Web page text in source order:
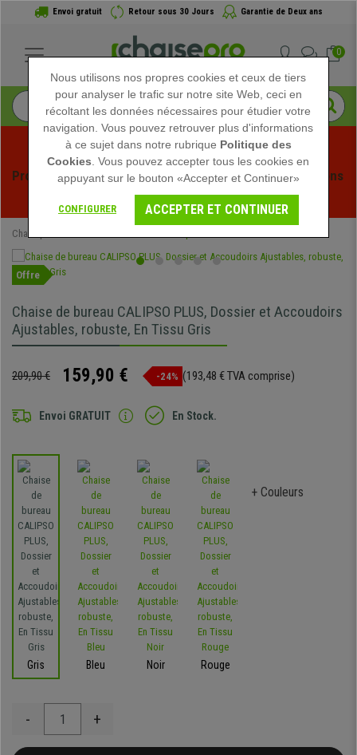
Envoi gratuit Retour sous 30 Jours Garantie de Deux ans
0
Profitez des soldes d'été chez Chaisepro ! Des réductions
exclusives pour une durée limitée - Voir l'offre
Chaisepro
Offre
Chaise de bureau CALIPSO PLUS, Dossier et Accoudoirs
Ajustables, robuste, En Tissu Gris
209,90 € 159,90 € -24% (193,48 € TVA comprise)
Envoi GRATUIT En Stock.
Gris Bleu Noir Rouge
+ Couleurs
- +
Nous utilisons nos propres cookies et ceux de tiers
pour analyser le trafic sur notre site Web, ceci en
récoltant les données nécessaires pour étudier votre
navigation. Vous pouvez retrouver plus d'informations
à ce sujet dans notre rubrique Politique des
Cookies . Vous pouvez accepter tous les cookies en
appuyant sur le bouton «Accepter et Continuer»
CONFIGURER ACCEPTER ET CONTINUER